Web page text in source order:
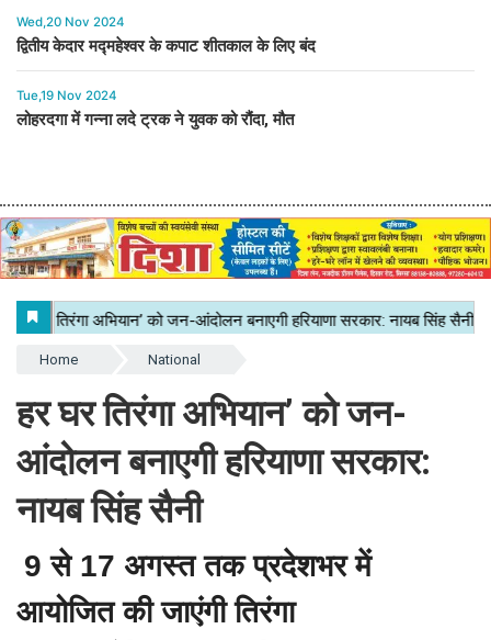
Wed,20 Nov 2024
द्वितीय केदार मद्महेश्वर के कपाट शीतकाल के लिए बंद
Tue,19 Nov 2024
लोहरदगा में गन्ना लदे ट्रक ने युवक को रौंदा, मौत
Home National
हर घर तिरंगा अभियान’ को जन-
आंदोलन बनाएगी हरियाणा सरकार:
नायब सिंह सैनी
9 से 17 अगस्त तक प्रदेशभर में
आयोजित की जाएंगी तिरंगा